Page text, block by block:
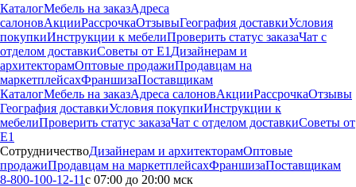
КаталогМебель на заказАдреса
салоновАкцииРассрочкаОтзывыГеография доставкиУсловия
покупкиИнструкции к мебелиПроверить статус заказаЧат с
отделом доставкиСоветы от Е1 Дизайнерам и
архитекторамОптовые продажиПродавцам на
маркетплейсахФраншизаПоставщикам
КаталогМебель на заказАдреса салоновАкцииРассрочкаОтзывы
География доставкиУсловия покупкиИнструкции к
мебелиПроверить статус заказаЧат с отделом доставкиСоветы от
Е1
СотрудничествоДизайнерам и архитекторамОптовые
продажиПродавцам на маркетплейсахФраншизаПоставщикам
8-800-100-12-11с 07:00 до 20:00 мск